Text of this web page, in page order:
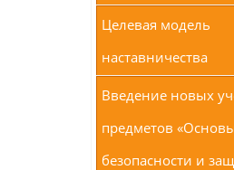
Целевая модель
наставничества
Введение новых
предметов
безопасности и